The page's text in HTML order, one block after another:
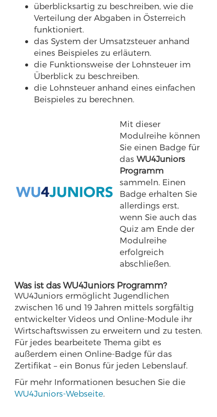
überblicksartig zu beschreiben, wie die
Verteilung der Abgaben in Österreich
funktioniert.
das System der Umsatzsteuer anhand
eines Beispieles zu erläutern.
die Funktionsweise der Lohnsteuer im
Überblick zu beschreiben.
die Lohnsteuer anhand eines einfachen
Beispieles zu berechnen.
Mit dieser
Modulreihe können
Sie einen Badge für
dasWU4Juniors
Programm
sammeln. Einen
Badge erhalten Sie
allerdings erst,
wenn Sie auch das
Quiz am Ende der
Modulreihe
erfolgreich
abschließen.
Was ist das WU4Juniors Programm?
WU4Juniors ermöglicht Jugendlichen
zwischen 16 und 19 Jahren mittels sorgfältig
entwickelter Videos und Online-Module ihr
Wirtschaftswissen zu erweitern und zu testen.
Für jedes bearbeitete Thema gibt es
außerdem einen Online-Badge für das
Zertifikat – ein Bonus für jeden Lebenslauf.
Für mehr Informationen besuchen Sie die
WU4Juniors-Webseite.